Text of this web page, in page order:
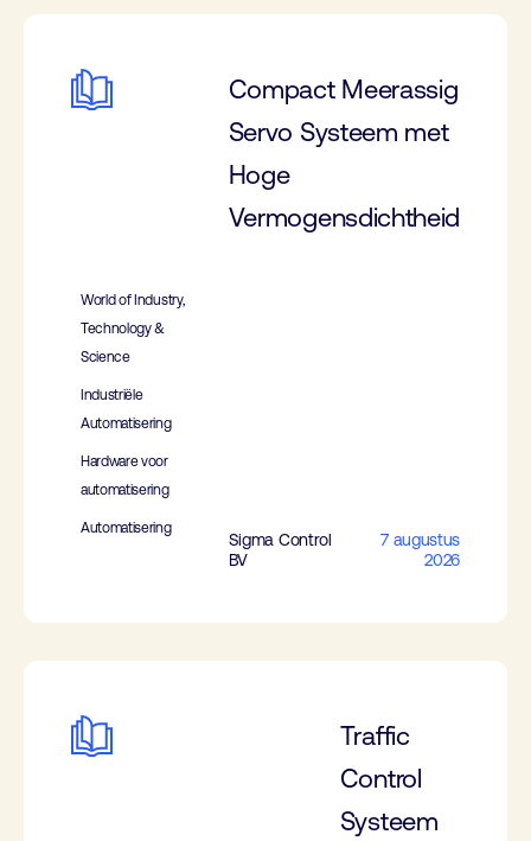
Compact Meerassig
Servo Systeem met
Hoge
Vermogensdichtheid
World of Industry,
Technology &
Science
Industriële
Automatisering
Hardware voor
automatisering
Automatisering
Sigma Control
BV
7 augustus
2026
Traffic
Control
Systeem